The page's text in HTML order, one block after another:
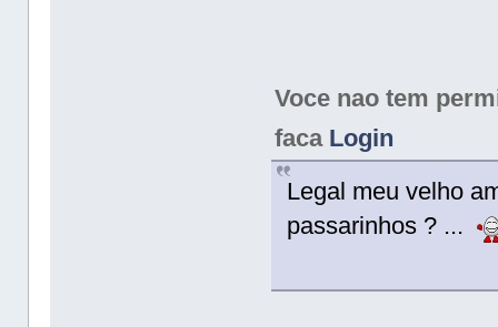
Voce nao tem
faca Login
Legal meu velho
passarinhos ? ...